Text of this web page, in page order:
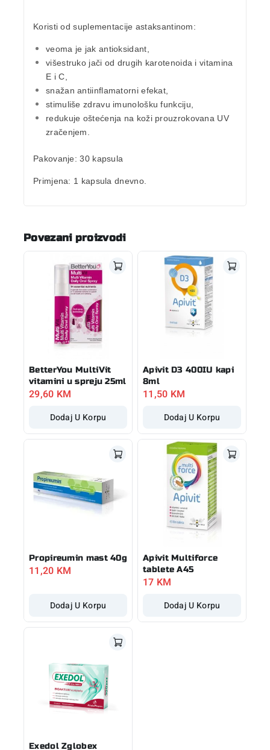
Koristi od suplementacije astaksantinom:
veoma je jak antioksidant,
višestruko jači od drugih karotenoida i vitamina
E i C,
snažan antiinflamatorni efekat,
stimuliše zdravu imunološku funkciju,
redukuje oštećenja na koži prouzrokovana UV
zračenjem.
Pakovanje:30 kapsula
Primjena: 1 kapsula dnevno.
Povezani proizvodi
BetterYou MultiVit
vitamini u spreju 25ml
29,60 KM
Dodaj U Korpu
Apivit D3 400IU kapi
8ml
11,50 KM
Dodaj U Korpu
Propireumin mast 40g
11,20 KM
Dodaj U Korpu
Apivit Multiforce
tablete A45
17 KM
Dodaj U Korpu
Exedol Zglobex